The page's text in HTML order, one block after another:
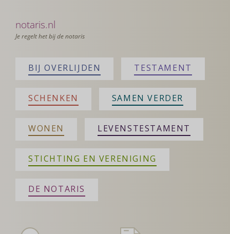
notaris.nl
Je regelt het bij de notaris
BIJ OVERLIJDEN TESTAMENT
SCHENKEN SAMEN VERDER
WONEN LEVENSTESTAMENT
STICHTING EN VERENIGING
DE NOTARIS